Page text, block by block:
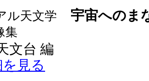
ル天文学 宇宙への
集
文台 編
見る